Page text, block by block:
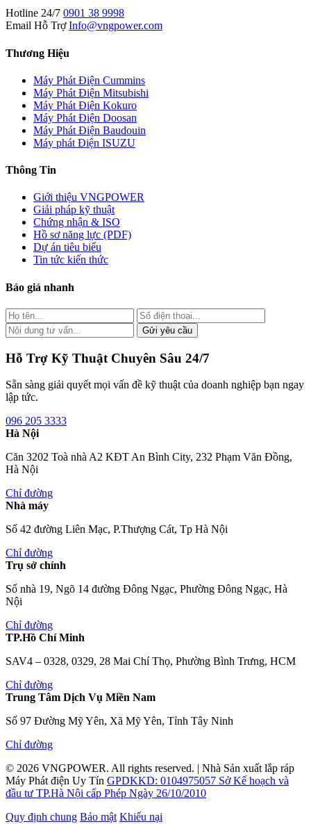
Hotline 24/7 0901 38 9998
Email Hỗ Trợ Info@vngpower.com
Thương Hiệu
Máy Phát Điện Cummins
Máy Phát Điện Mitsubishi
Máy Phát Điện Kokuro
Máy Phát Điện Doosan
Máy Phát Điện Baudouin
Máy phát Điện ISUZU
Thông Tin
Giới thiệu VNGPOWER
Giải pháp kỹ thuật
Chứng nhận & ISO
Hồ sơ năng lực (PDF)
Dự án tiêu biểu
Tin tức kiến thức
Báo giá nhanh
Gửi yêu cầu
Hỗ Trợ Kỹ Thuật Chuyên Sâu 24/7
Sẵn sàng giải quyết mọi vấn đề kỹ thuật của doanh nghiệp bạn ngay
lập tức.
096 205 3333
Hà Nội
Căn 3202 Toà nhà A2 KĐT An Bình City, 232 Phạm Văn Đồng,
Hà Nội
Chỉ đường
Nhà máy
Số 42 đường Liên Mạc, P.Thượng Cát, Tp Hà Nội
Chỉ đường
Trụ sở chính
Số nhà 19, Ngõ 14 đường Đông Ngạc, Phường Đông Ngạc, Hà
Nội
Chỉ đường
TP.Hồ Chí Minh
SAV4 – 0328, 0329, 28 Mai Chí Thọ, Phường Bình Trưng, HCM
Chỉ đường
Trung Tâm Dịch Vụ Miền Nam
Số 97 Đường Mỹ Yên, Xã Mỹ Yên, Tỉnh Tây Ninh
Chỉ đường
© 2026 VNGPOWER. All rights reserved. | Nhà Sản xuất lắp ráp
Máy Phát điện Uy Tín GPDKKD: 0104975057 Sở Kế hoạch và
đầu tư TP.Hà Nội cấp Phép Ngày 26/10/2010
Quy định chung Bảo mật Khiếu nại